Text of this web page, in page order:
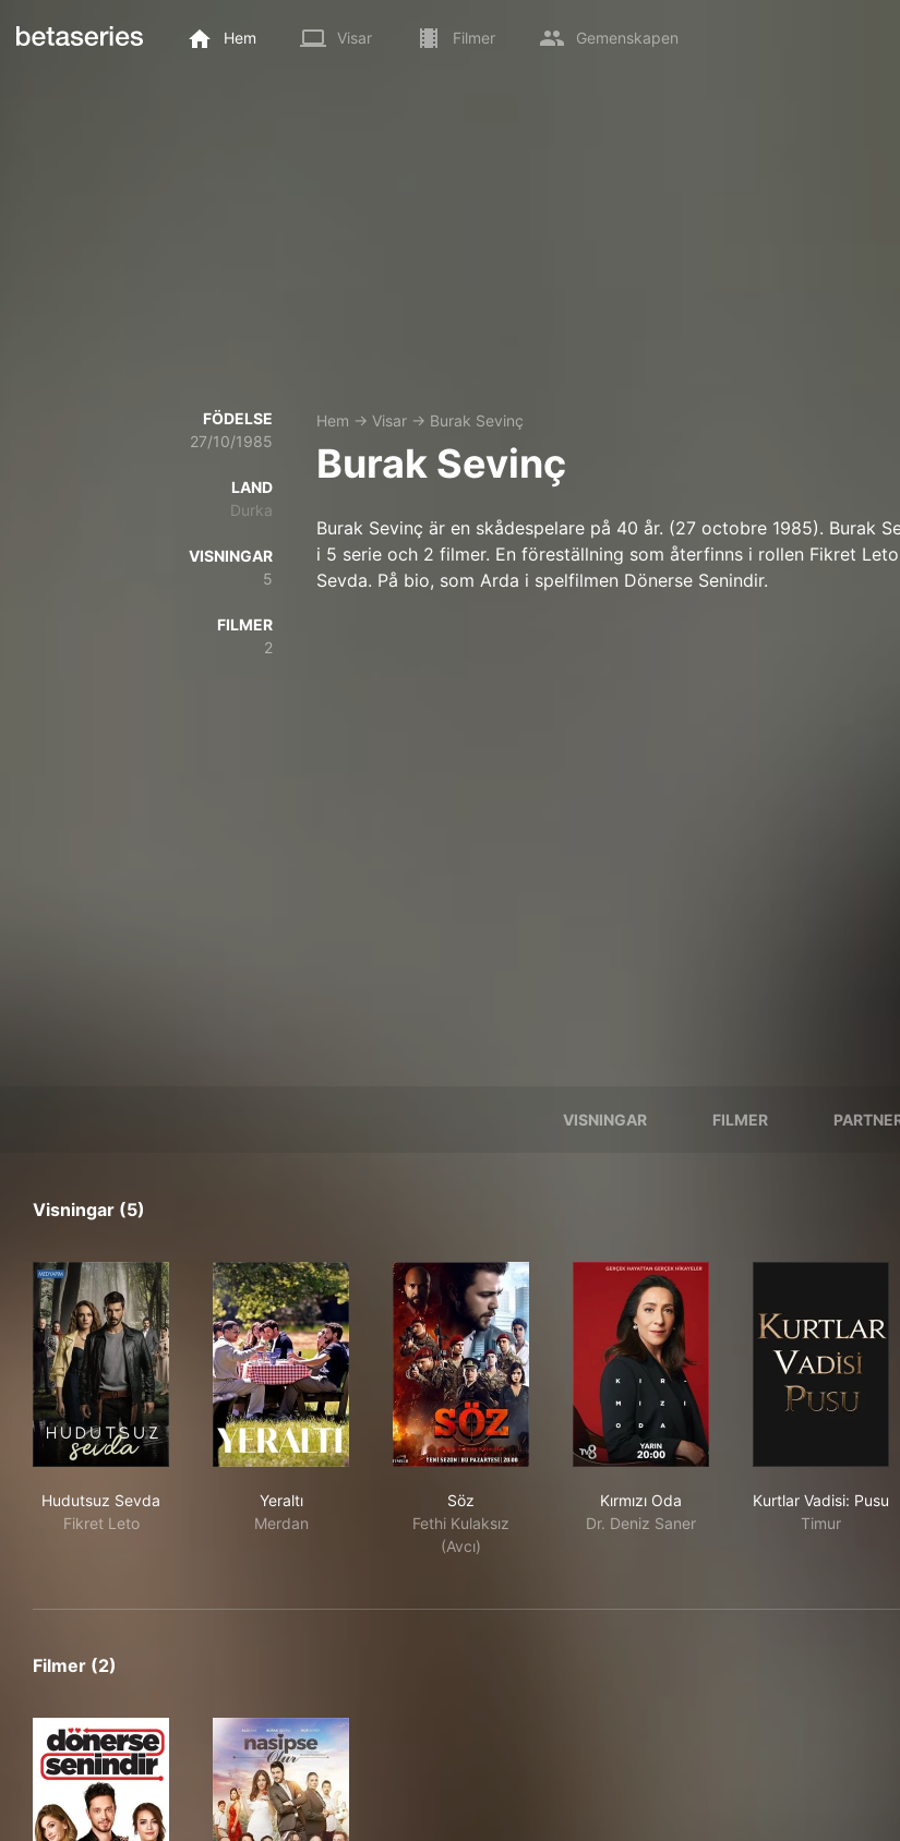
Hem Visar Filmer Gemenskapen
FÖDELSE
27/10/1985
LAND
Durka
VISNINGAR
5
FILMER
2
Hem → Visar → Burak Sevinç
Burak Sevinç
Burak Sevinç är en skådespelare på 40 år. (27 octobre 1985). Burak
i 5 serie och 2 filmer. En föreställning som återfinns i rollen Fikret
Sevda. På bio, som Arda i spelfilmen Dönerse Senindir.
VISNINGAR FILMER
Visningar (5)
Hudutsuz Sevda
Fikret Leto
Yeraltı
Merdan
Söz
Fethi Kulaksız
(Avcı)
Kırmızı Oda
Dr. Deniz Saner
Kurtlar Vadisi: Pusu
Timur
Filmer (2)